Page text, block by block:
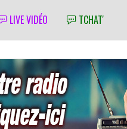
LIVE VIDÉO TCHAT'